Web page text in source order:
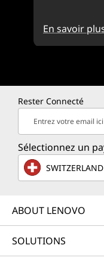
En savoir
Rester Connecté
Entrez votre email ici
Sélectionnez un
ABOUT LENOVO
SOLUTIONS